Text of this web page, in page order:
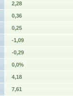
2,28
0,36
0,25
-1,09
-0,29
0,0%
4,18
7,61